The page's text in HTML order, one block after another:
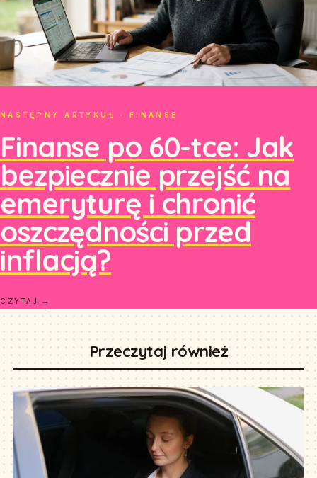
NASTĘPNY ARTYKUŁ · FINANSE
Finanse po 60-tce: Jak
bezpiecznie przejść na
emeryturę i chronić
oszczędności przed
inflacją?
CZYTAJ →
Przeczytaj również